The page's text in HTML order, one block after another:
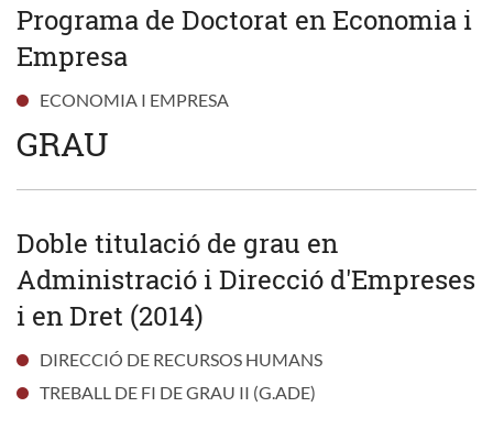
Programa de Doctorat en Economia i
Empresa
ECONOMIA I EMPRESA
GRAU
Doble titulació de grau en
Administració i Direcció d'Empreses
i en Dret (2014)
DIRECCIÓ DE RECURSOS HUMANS
TREBALL DE FI DE GRAU II (G.ADE)